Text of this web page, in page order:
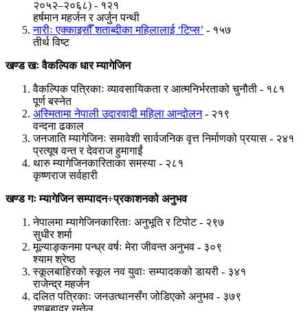
२०५२–२०६८) - १२१
हर्षमान महर्जन र अर्जुन पन्थी
नारीः एक्काइसौँ शताब्दीका महिलालाई ‘टिप्स’ - १५७
तीर्थ विष्ट
खण्ड खः वैकल्पिक धार म्यागेजिन
वैकल्पिक पत्रिकाः व्यावसायिकता र आत्मनिर्भरताको चुनौती - १८१
पूर्ण बस्नेत
अस्मितामा नेपाली उदारवादी महिला आन्दोलन- २१९
वन्दना ढकाल
जनजाति म्यागेजिनः समावेशी सार्वजनिक वृत्त निर्माणको प्रयास - २४१
प्रत्यूष वन्त र देवराज हुमागाईं
थारु म्यागेजिनकारिताका समस्या - २८१
कृष्णराज सर्वहारी
खण्ड गः म्यागेजिन सम्पादन÷प्रकाशनको अनुभव
नेपालमा म्यागेजिनकारिताः अनुभूति र टिपोट - २९७
सुधीर शर्मा
मूल्याङ्कनमा पन्ध्र वर्षः मेरा जीवन्त अनुभव - ३०९
श्याम श्रेष्ठ
स्कूलबाहिरको स्कूल नव युवाः सम्पादकको डायरी - ३४१
राजेन्द्र महर्जन
दलित पत्रिकाः जनउत्थानसँग जोडिएको अनुभव - ३७९
रणबहादुर रम्तेल